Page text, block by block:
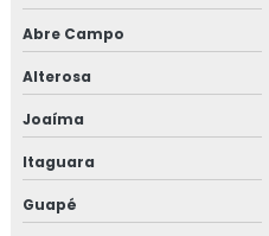
Abre Campo
Alterosa
Joaíma
Itaguara
Guapé